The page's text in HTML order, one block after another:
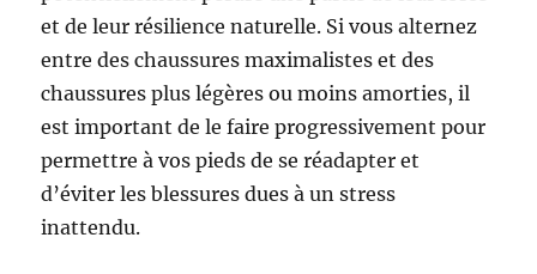
et de leur résilience naturelle. Si vous alternez
entre des chaussures maximalistes et des
chaussures plus légères ou moins amorties, il
est important de le faire progressivement pour
permettre à vos pieds de se réadapter et
d’éviter les blessures dues à un stress
inattendu.